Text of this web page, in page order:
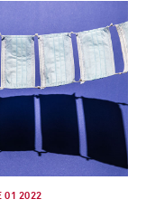
01 2022